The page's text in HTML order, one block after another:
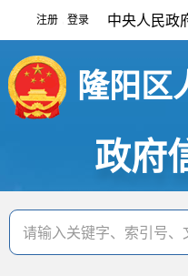
注册 登录 中央人民政
隆阳区
政府